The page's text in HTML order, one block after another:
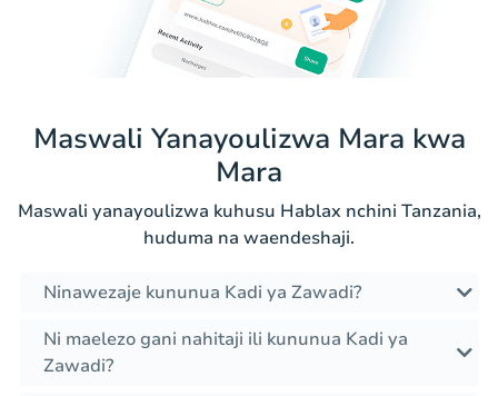
Maswali Yanayoulizwa Mara kwa
Mara
Maswali yanayoulizwa kuhusu Hablax nchini Tanzania,
huduma na waendeshaji.
Ninawezaje kununua Kadi ya Zawadi?
Ni maelezo gani nahitaji ili kununua Kadi ya
Zawadi?